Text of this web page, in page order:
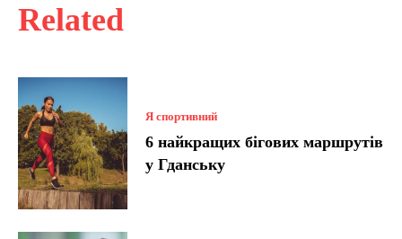
Related
Я спортивний
6 найкращих бігових маршрутів
у Гданську